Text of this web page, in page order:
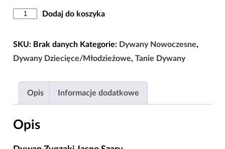
ilość
Zygzaki
Jasno
Dodaj do koszyka
SKU: Brak danych Kategorie: Dywany Nowoczesne,
Dywany Dziecięce/Młodzieżowe, Tanie Dywany
Opis Informacje dodatkowe
Opis